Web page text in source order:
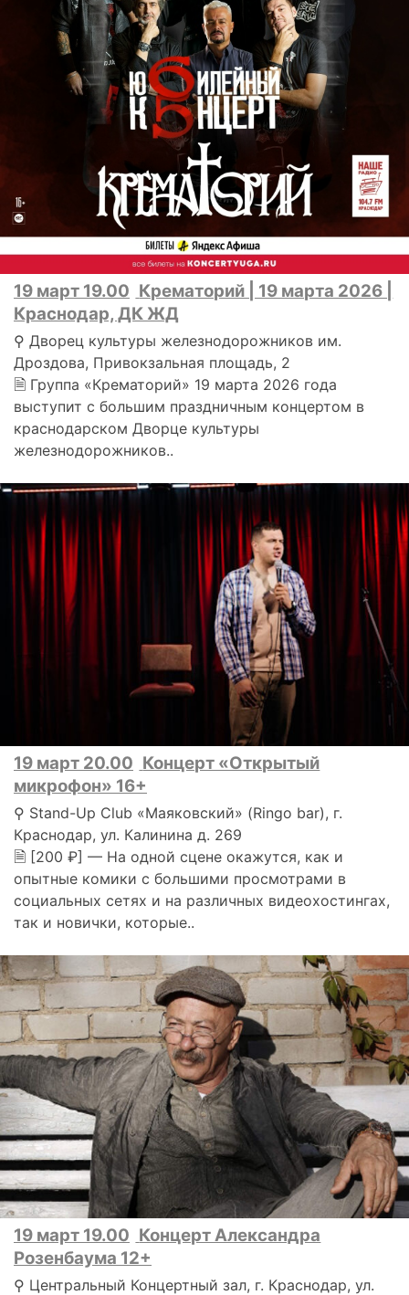
19 март 19.00 Крематорий | 19 марта 2026 |
Краснодар, ДК ЖД
⚲ Дворец культуры железнодорожников им.
Дроздова, Привокзальная площадь, 2
🗎 Группа «Крематорий» 19 марта 2026 года
выступит с большим праздничным концертом в
краснодарском Дворце культуры
железнодорожников..
19 март 20.00 Концерт «Открытый
микрофон» 16+
⚲ Stand-Up Club «Маяковский» (Ringo bar), г.
Краснодар, ул. Калинина д. 269
🗎 [200 ₽] — На одной сцене окажутся, как и
опытные комики с большими просмотрами в
социальных сетях и на различных видеохостингах,
так и новички, которые..
19 март 19.00 Концерт Александра
Розенбаума 12+
⚲ Центральный Концертный зал, г. Краснодар, ул.